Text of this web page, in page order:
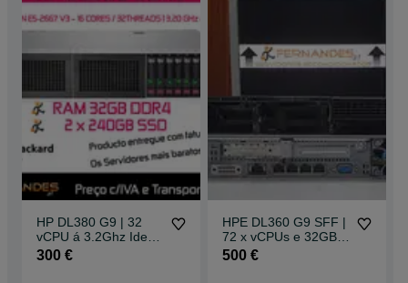
HP DL380 G9 | 32
vCPU á 3.2Ghz Ideal
para WINDOWS
300 €
HPE DL360 G9 SFF |
72 x vCPUs e 32GB
DDR4 RAM e 4 x
500 €